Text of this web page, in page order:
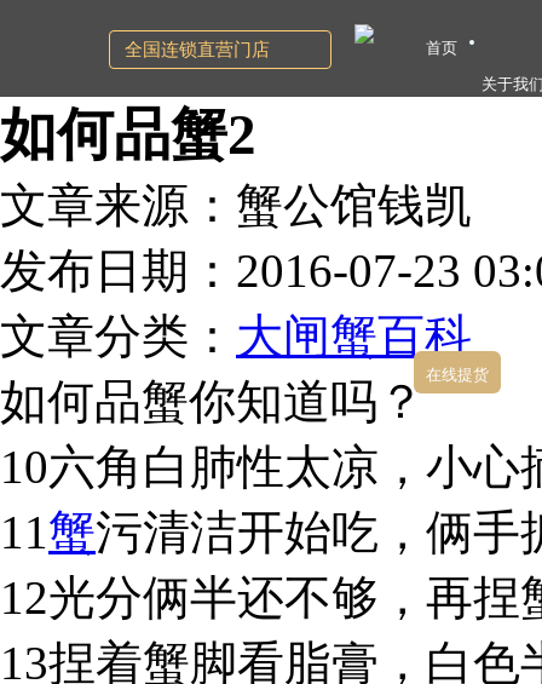
如何品蟹2
文章来源：蟹公馆钱凯
发布日期：2016-07-23
文章分类： 大闸蟹百科
如何品蟹你知道吗？
10六角白肺性太凉，小心
11蟹污清洁开始吃，俩手
12光分俩半还不够，再
13捏着蟹脚看脂膏，白
全国连锁直营门店
首页
关于我
在线提货